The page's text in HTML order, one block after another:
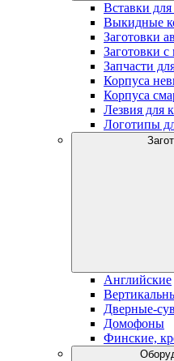
Вставки
Выкидные
Заготовки
Заготовки
Запчасти
Корпуса
Корпуса
Лезвия для
Логотипы
Английские
Дверные-
Домофоны
Финские,